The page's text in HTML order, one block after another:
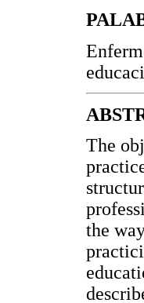
The
the